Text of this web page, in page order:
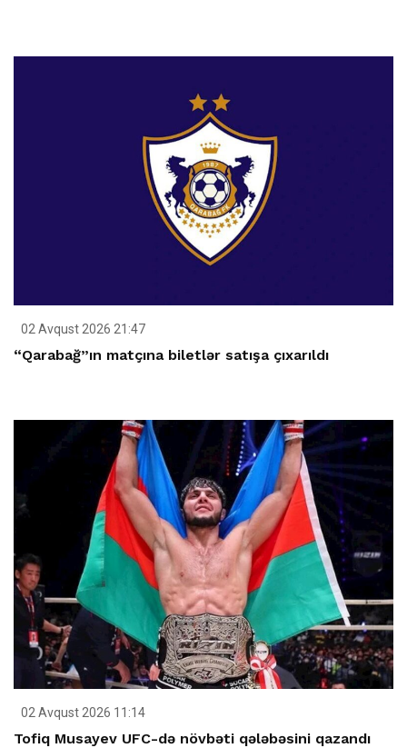
02 Avqust 2026 21:47
“Qarabağ”ın matçına biletlər satışa çıxarıldı
02 Avqust 2026 11:14
Tofiq Musayev UFC-də növbəti qələbəsini qazandı